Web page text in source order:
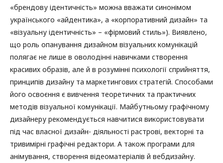
«брендову ідентичність» можна вважати синонімом
українського «айдентика», а «корпоративний дизайн» та
«візуальну ідентичність» – «фірмовий стиль»). Виявлено,
що роль опанування дизайном візуальних комунікацій
полягає не лише в оволодінні навичками створення
красивих образів, але й в розумінні психології сприйняття,
принципів дизайну та маркетингових стратегій. Способами
його освоєння є вивчення теоретичних та практичних
методів візуальної комунікації. Майбутньому графічному
дизайнеру рекомендується навчитися використовувати
під час власної дизайн- діяльності растрові, векторні та
тривимірні графічні редактори. А також програми для
анімування, створення відеоматеріалів й вебдизайну.